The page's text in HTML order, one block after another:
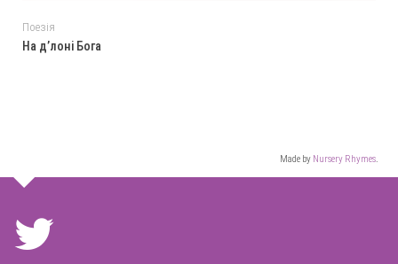
Поезія
На д’лоні Бога
Made by Nursery Rhymes.